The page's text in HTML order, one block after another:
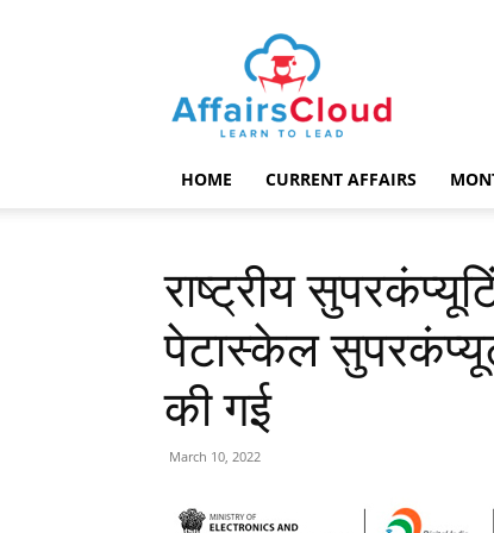
AffairsCloud.com
HOME CURRENT AFFAIRS
राष्ट्रीय
पेटास्केल
की गई
March 10, 2022